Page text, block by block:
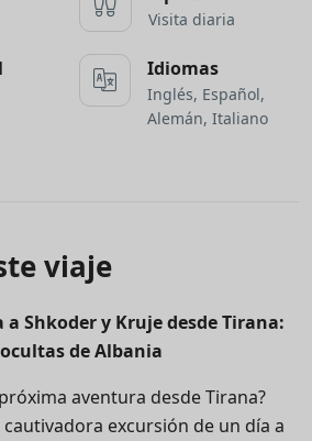
Visita diaria
Idiomas
Inglés, Español,
Alemán, Italiano
viaje
Shkoder y Kruje desde Tirana:
de Albania
aventura desde Tirana?
excursión de un día a